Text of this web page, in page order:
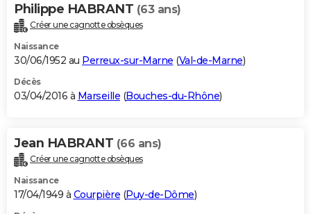
Philippe HABRANT (63 ans)
Créer une cagnotte obsèques
Naissance
30/06/1952 au Perreux-sur-Marne (Val-de-Marne)
Décès
03/04/2016 à Marseille (Bouches-du-Rhône)
Jean HABRANT (66 ans)
Créer une cagnotte obsèques
Naissance
17/04/1949 à Courpière (Puy-de-Dôme)